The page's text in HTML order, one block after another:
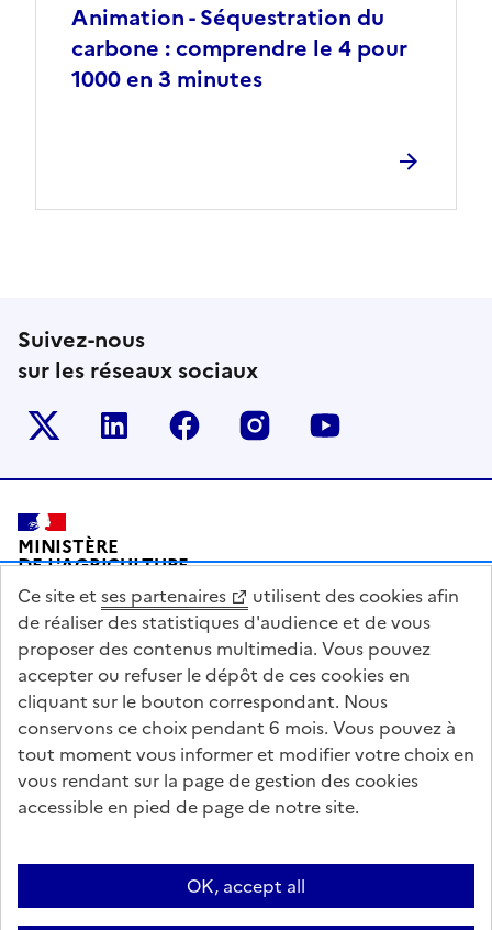
Animation - Séquestration du
carbone : comprendre le 4 pour
1000 en 3 minutes
Suivez-nous
sur les réseaux sociaux
Le ministère sur Twitter
Le ministère sur LinkedIn
Le ministère sur Facebook
Le ministère sur
Pied de page
MINISTÈRE
DE L'AGRICULTURE
DE L'AGRO-ALIMENTAIRE
ET DE LA SOUVERAINETÉ
ALIMENTAIRE
legifrance.gouv.fr
info.gouv.fr
service-public.gouv.fr
data.gouv.fr
Questions fréquentes / Contacts
Informations publiques
Mentions légales
Archives presse English contents Cookies
Ce site et ses partenaires
utilisent des cookies afin
de réaliser des statistiques d'audience et de vous
proposer des contenus multimedia. Vous pouvez
accepter ou refuser le dépôt de ces cookies en
cliquant sur le bouton correspondant. Nous
conservons ce choix pendant 6 mois. Vous pouvez à
tout moment vous informer et modifier votre choix en
vous rendant sur la page de gestion des cookies
accessible en pied de page de notre site.
OK, accept all